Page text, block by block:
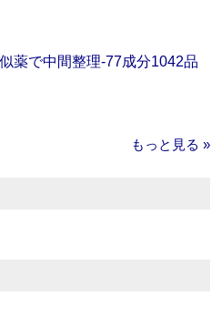
薬で中間整理‐77成分1042品
もっと見る »